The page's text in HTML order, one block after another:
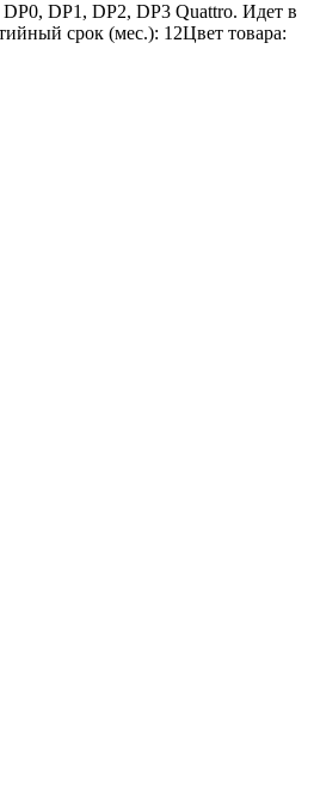
DP1, DP2, DP3 Quattro. Идет в
срок (мес.): 12Цвет товара: